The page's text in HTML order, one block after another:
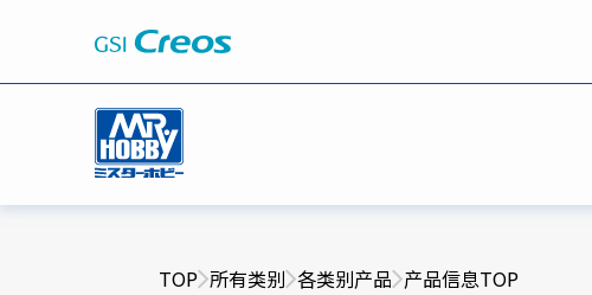
TOP 所有类别 各类别产品 产品信息TOP